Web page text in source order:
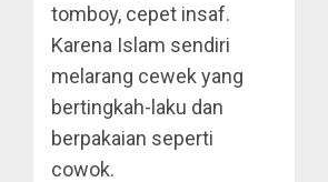
tomboy, cepet insaf.
Karena Islam sendiri
melarang cewek yang
bertingkah-laku dan
berpakaian seperti
cowok.